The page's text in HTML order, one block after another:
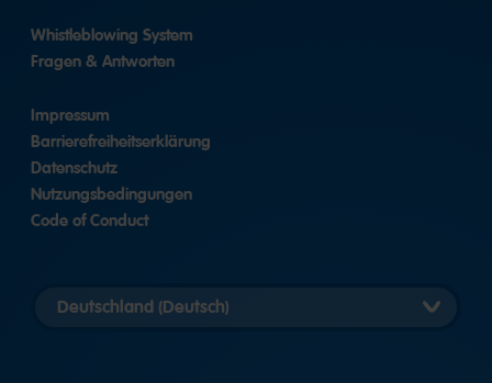
Whistleblowing System
Fragen & Antworten
Impressum
Barrierefreiheitserklärung
Datenschutz
Nutzungsbedingungen
Code of Conduct
Länderversion
auswählen